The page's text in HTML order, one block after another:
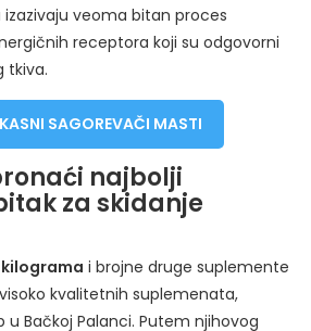
veoma bitan proces
receptora koji su odgovorni
tkiva.
SAGOREVAČI MASTI
najbolji
za skidanje
i brojne druge suplemente
kvalitetnih suplemenata,
u Bačkoj Palanci. Putem njihovog